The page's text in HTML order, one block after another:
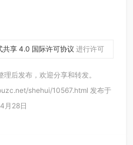
享 4.0 国际许可协议 进行许可
理后发布，欢迎分享和转发。
shehui/10567.html 发布于
月28日